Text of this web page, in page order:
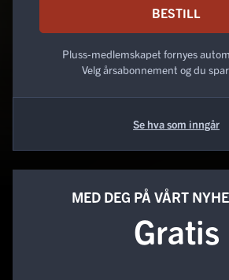
MED DEG PÅ VÅRT
Gratis
BESTILL
Pluss-medlemskapet fornyes
Velg årsabonnement og du
Se hva som inngår